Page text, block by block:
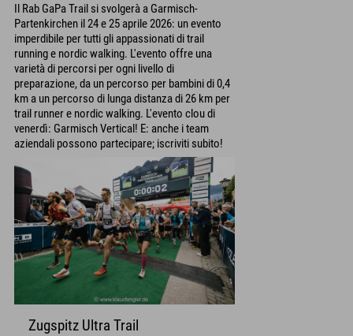
Il Rab GaPa Trail si svolgerà a Garmisch-
Partenkirchen il 24 e 25 aprile 2026: un evento
imperdibile per tutti gli appassionati di trail
running e nordic walking. L'evento offre una
varietà di percorsi per ogni livello di
preparazione, da un percorso per bambini di 0,4
km a un percorso di lunga distanza di 26 km per
trail runner e nordic walking. L'evento clou di
venerdì: Garmisch Vertical! E: anche i team
aziendali possono partecipare; iscriviti subito!
Zugspitz Ultra Trail